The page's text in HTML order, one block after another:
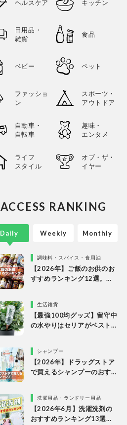
ヘルスケア キッチン
日用品・
雑貨
食品
ベビー ペット
ファッショ
ン
スポーツ・
アウトドア
自動車・
自転車
趣味・
エンタメ
ライフ
スタイル
オブ・ザ・
イヤー
ACCESS RANKING
Daily
調味料・スパイス・食用油
【2026年】ご飯のお供のお
すすめランキング12選。
比較生活雑貨
【最強100均グッズ】留守中
の水やりはセリアがベスト
シャンプー
【2026年】ドラッグストア
で買えるシャンプーのおす
比較洗濯用品・ランドリー用品
【2026年6月】洗濯洗剤の
おすすめランキング13選。
Weekly Monthly